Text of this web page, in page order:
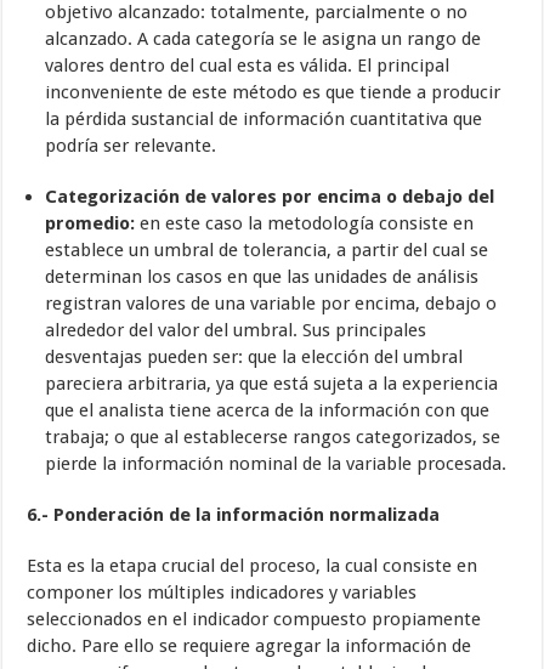
objetivo alcanzado: totalmente, parcialmente o no
alcanzado. A cada categoría se le asigna un rango de
valores dentro del cual esta es válida. El principal
inconveniente de este método es que tiende a producir
la pérdida sustancial de información cuantitativa que
podría ser relevante.
Categorización de valores por encima o debajo del
promedio: en este caso la metodología consiste en
establece un umbral de tolerancia, a partir del cual se
determinan los casos en que las unidades de análisis
registran valores de una variable por encima, debajo o
alrededor del valor del umbral. Sus principales
desventajas pueden ser: que la elección del umbral
pareciera arbitraria, ya que está sujeta a la experiencia
que el analista tiene acerca de la información con que
trabaja; o que al establecerse rangos categorizados, se
pierde la información nominal de la variable procesada.
6.- Ponderación de la información normalizada
Esta es la etapa crucial del proceso, la cual consiste en
componer los múltiples indicadores y variables
seleccionados en el indicador compuesto propiamente
dicho. Pare ello se requiere agregar la información de